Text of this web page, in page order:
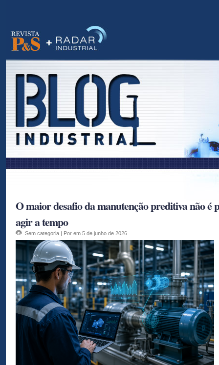
O maior desafio da manutenção preditiva não é
agir a tempo
Sem categoria | Por em 5 de junho de 2026